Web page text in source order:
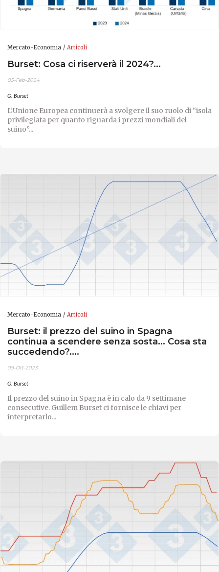
Mercato-Economia Articoli
Burset: Cosa ci riserverà il 2024?...
05-Feb-2024
G. Burset
L’Unione Europea continuerà a svolgere il suo ruolo di “isola
privilegiata per quanto riguarda i prezzi mondiali del
suino”...
Mercato-Economia Articoli
Burset: il prezzo del suino in Spagna
continua a scendere senza sosta... Cosa sta
succedendo?....
09-Ott-2023
G. Burset
Il prezzo del suino in Spagna è in calo da 9 settimane
consecutive. Guillem Burset ci fornisce le chiavi per
interpretarlo...